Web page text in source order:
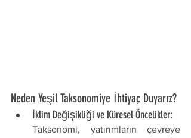
Neden Yeşil Taksonomiye İhtiyaç Duyarız?
İklim Değişikliği ve Küresel Öncelikler:
Taksonomi, yatırımların çevreye